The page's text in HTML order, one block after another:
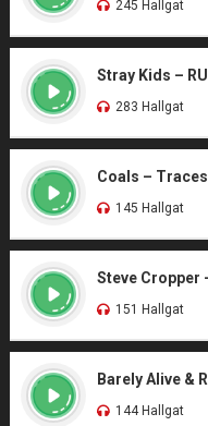
245 Hallgat
Stray Kids –
283 Hallgat
Coals –
145 Hallgat
Steve Cropper
151 Hallgat
Barely Alive &
144 Hallgat